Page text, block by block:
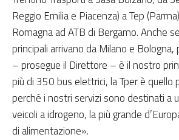
Reggio Emilia e Piacenza) a Tep
Romagna ad ATB di Bergamo. Anche
principali arrivano da Milano e Bologna,
– prosegue il Direttore – è il nostro
più di 350 bus elettrici, la Tper è quello
perché i nostri servizi sono destinati a
veicoli a idrogeno, la più grande
di alimentazione».